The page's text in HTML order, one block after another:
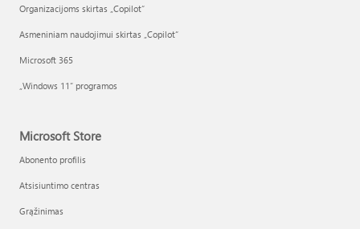
Organizacijoms skirtas „Copilot“
Asmeniniam naudojimui skirtas „Copilot“
Microsoft 365
„Windows 11“ programos
Microsoft Store
Abonento profilis
Atsisiuntimo centras
Grąžinimas